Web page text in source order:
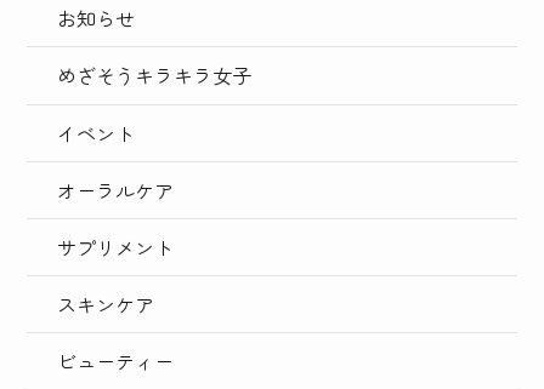
お知らせ
めざそうキラキラ女子
イベント
オーラルケア
サプリメント
スキンケア
ビューティー